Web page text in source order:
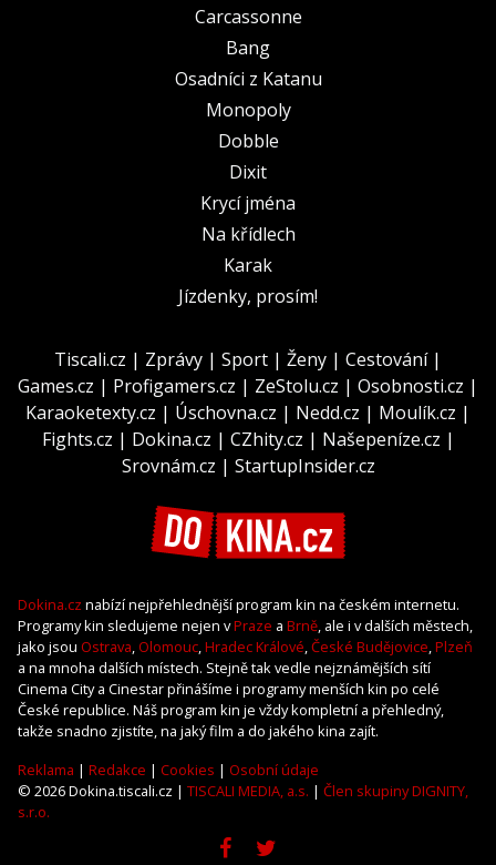
Carcassonne
Bang
Osadníci z Katanu
Monopoly
Dobble
Dixit
Krycí jména
Na křídlech
Karak
Jízdenky, prosím!
Tiscali.cz | Zprávy | Sport | Ženy | Cestování|
Games.cz | Profigamers.cz | ZeStolu.cz | Osobnosti.cz |
Karaoketexty.cz | Úschovna.cz | Nedd.cz | Moulík.cz |
Fights.cz | Dokina.cz | CZhity.cz | Našepeníze.cz |
Srovnám.cz | StartupInsider.cz
Dokina.cz nabízí nejpřehlednější program kin na českém internetu.
Programy kin sledujeme nejen vPraze a Brně, ale i v dalších městech,
jako jsou Ostrava, Olomouc,Hradec Králové,České Budějovice,Plzeň
a na mnoha dalších místech. Stejně tak vedle nejznámějších sítí
Cinema City a Cinestar přinášíme i programy menších kin po celé
České republice. Náš program kin je vždy kompletní a přehledný,
takže snadno zjistíte, na jaký film a do jakého kina zajít.
Reklama | Redakce | Cookies | Osobní údaje
© 2026 Dokina.tiscali.cz | TISCALI MEDIA, a.s. | Člen skupiny DIGNITY,
s.r.o.